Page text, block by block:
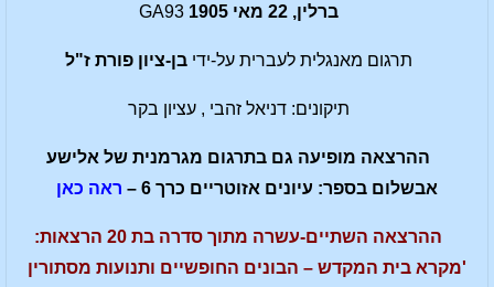
ברלין, 22 מאי 1905 GA93
תרגום מאנגלית לעברית על-ידי בן-ציון פורת ז"ל
תיקונים: דניאל זהבי , עציון בקר
ההרצאה מופיעה גם בתרגום מגרמנית של אלישע
אבשלום בספר: עיונים אזוטריים כרך 6 –
ראה כאן
ההרצאה השתיים-עשרה מתוך סדרה בת 20 הרצאות:
'מקרא בית המקדש – הבונים החופשיים ותנועות מסתורין